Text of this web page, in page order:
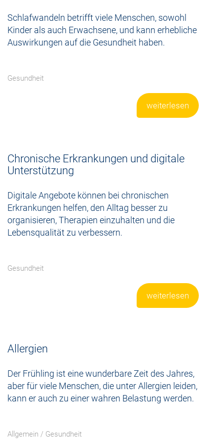
Schlafwandeln betrifft viele Menschen, sowohl
Kinder als auch Erwachsene, und kann erhebliche
Auswirkungen auf die Gesundheit haben.
Gesundheit
weiterlesen
Chronische Erkrankungen und digitale
Unterstützung
Digitale Angebote können bei chronischen
Erkrankungen helfen, den Alltag besser zu
organisieren, Therapien einzuhalten und die
Lebensqualität zu verbessern.
Gesundheit
weiterlesen
Allergien
Der Frühling ist eine wunderbare Zeit des Jahres,
aber für viele Menschen, die unter Allergien leiden,
kann er auch zu einer wahren Belastung werden.
Allgemein / Gesundheit